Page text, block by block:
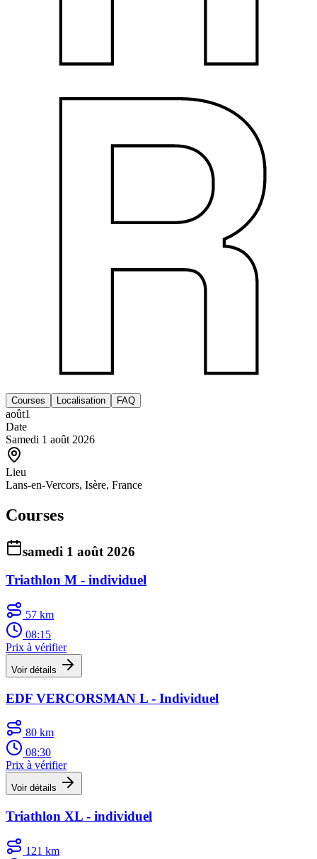
Courses Localisation FAQ
août1
Date
Samedi 1 août 2026
Lieu
Lans-en-Vercors, Isère, France
Courses
samedi 1 août 2026
Triathlon M - individuel
57 km
08:15
Prix à vérifier
Voir détails
EDF VERCORSMAN L - Individuel
80 km
08:30
Prix à vérifier
Voir détails
Triathlon XL - individuel
121 km